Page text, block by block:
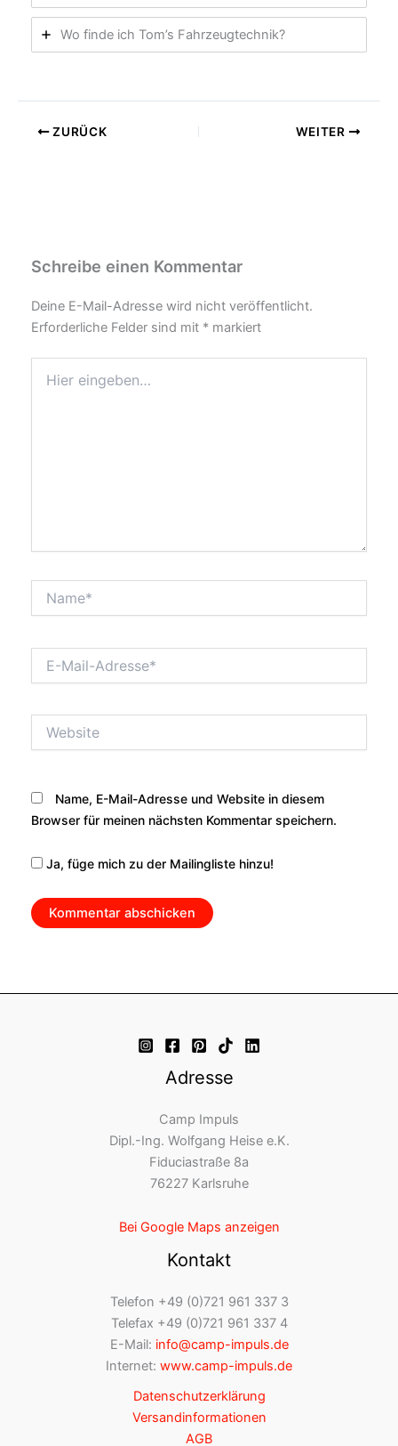
Wo finde ich Tom’s Fahrzeugtechnik?
ZURÜCK WEITER
Schreibe einen Kommentar
Deine E-Mail-Adresse wird nicht veröffentlicht.
Erforderliche Felder sind mit *markiert
eingeben…
Mail-
Name, E-Mail-Adresse und Website in diesem
Browser für meinen nächsten Kommentar speichern.
Ja, füge mich zu der Mailingliste hinzu!
Adresse
Camp Impuls
Dipl.-Ing. Wolfgang Heise e.K.
Fiduciastraße 8a
76227 Karlsruhe
Bei Google Maps anzeigen
Kontakt
Telefon +49 (0)721 961 337 3
Telefax +49 (0)721 961 337 4
E-Mail: info@camp-impuls.de
Internet: www.camp-impuls.de
Datenschutzerklärung
Versandinformationen
AGB